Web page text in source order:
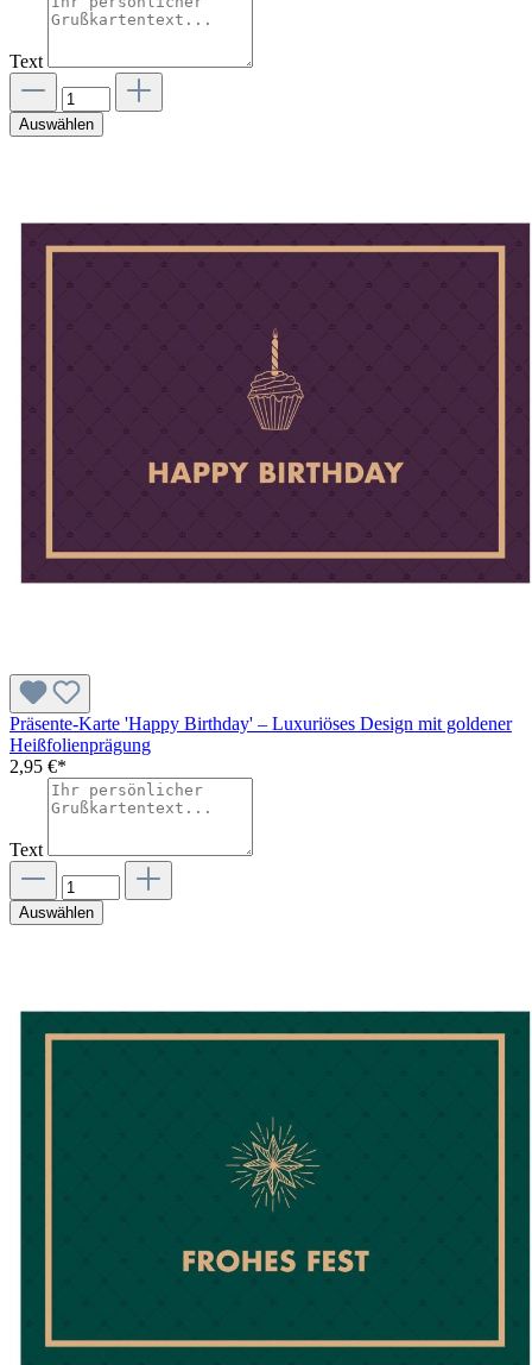
Text
Auswählen
Präsente-Karte 'Happy Birthday' – Luxuriöses Design mit goldener
Heißfolienprägung
2,95 €*
Text
Auswählen